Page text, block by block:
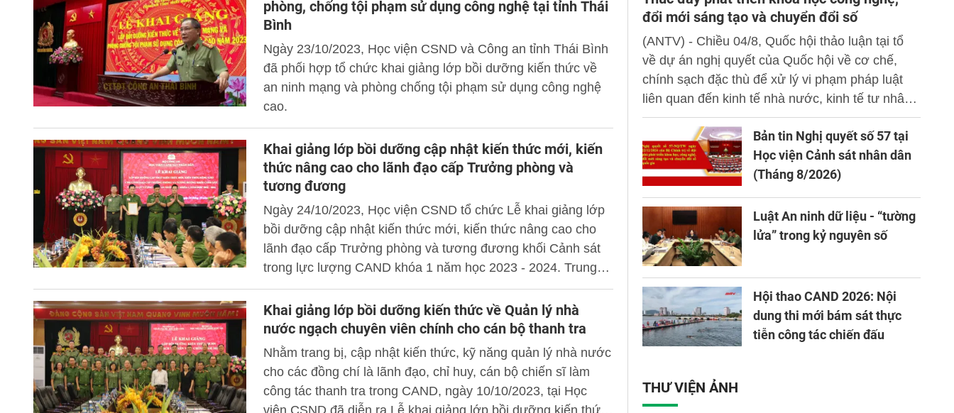
phòng, chống tội phạm sử dụng công nghệ tại tỉnh Thái
Bình
Ngày 23/10/2023, Học viện CSND và Công an tỉnh Thái Bình
đã phối hợp tổ chức khai giảng lớp bồi dưỡng kiến thức về
an ninh mạng và phòng chống tội phạm sử dụng công nghệ
cao.
Khai giảng lớp bồi dưỡng cập nhật kiến thức mới, kiến
thức nâng cao cho lãnh đạo cấp Trưởng phòng và
tương đương
Ngày 24/10/2023, Học viện CSND tổ chức Lễ khai giảng lớp
bồi dưỡng cập nhật kiến thức mới, kiến thức nâng cao cho
lãnh đạo cấp Trưởng phòng và tương đương khối Cảnh sát
trong lực lượng CAND khóa 1 năm học 2023 - 2024. Trung
tướng, GS.TS Trần Minh Hưởng - Giám đốc Học viện CSND
dự và chủ trì buổi lễ.
Khai giảng lớp bồi dưỡng kiến thức về Quản lý nhà
nước ngạch chuyên viên chính cho cán bộ thanh tra
Nhằm trang bị, cập nhật kiến thức, kỹ năng quản lý nhà nước
cho các đồng chí là lãnh đạo, chỉ huy, cán bộ chiến sĩ làm
công tác thanh tra trong CAND, ngày 10/10/2023, tại Học
viện CSND đã diễn ra Lễ khai giảng lớp bồi dưỡng kiến thức
đổi mới sáng tạo và chuyển đổi số
(ANTV) - Chiều 04/8, Quốc hội thảo luận tại tổ
về dự án nghị quyết của Quốc hội về cơ chế,
chính sạch đặc thù để xử lý vi phạm pháp luật
liên quan đến kinh tế nhà nước, kinh tế tư nhân
và ứng dụng khoa học công nghệ, đổi mới sáng
tạo và chuyển đổi số.Bản tin Nghị quyết số 57 tại
Học viện Cảnh sát nhân dân
(Tháng 8/2026)
Luật An ninh dữ liệu - “tường
lửa” trong kỷ nguyên số
Hội thao CAND 2026: Nội
dung thi mới bám sát thực
tiễn công tác chiến đấu
THƯ VIỆN ẢNH